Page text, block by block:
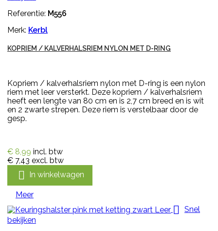
Referentie: M556
Merk: Kerbl
KOPRIEM / KALVERHALSRIEM NYLON MET D-RING
Kopriem / kalverhalsriem nylon met D-ring is een nylon
riem met leer versterkt. Deze kopriem / kalverhalsriem
heeft een lengte van 80 cm en is 2,7 cm breed en is wit
en 2 zwarte strepen. Deze riem is verstelbaar door de
gesp.
€ 8,99 incl. btw
€ 7,43 excl. btw
 In winkelwagen
Meer
 Snel
bekijken